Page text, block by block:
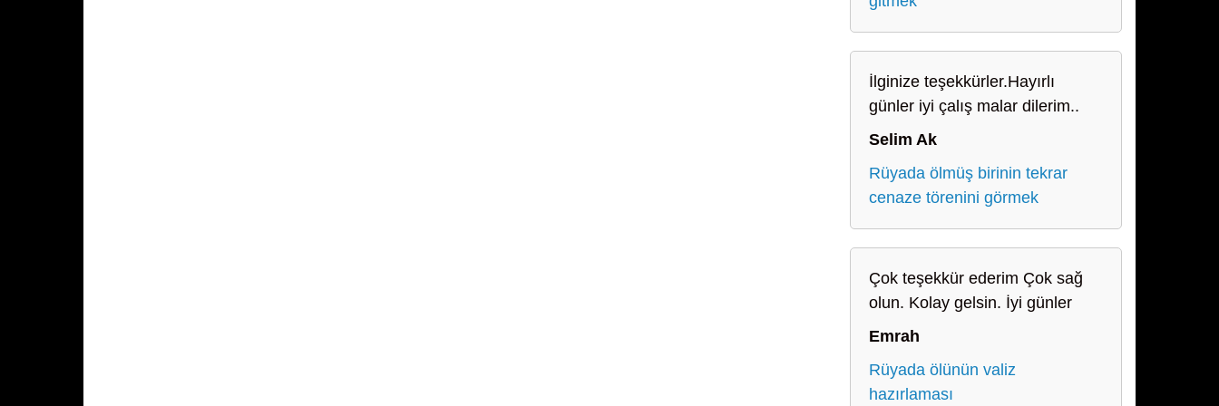
İlginize teşekkürler.Hayırlı
günler iyi çalış malar dilerim..
Selim Ak
Rüyada ölmüş birinin tekrar
cenaze törenini görmek
Çok teşekkür ederim Çok sağ
olun. Kolay gelsin. İyi günler
Emrah
Rüyada ölünün valiz
hazırlaması